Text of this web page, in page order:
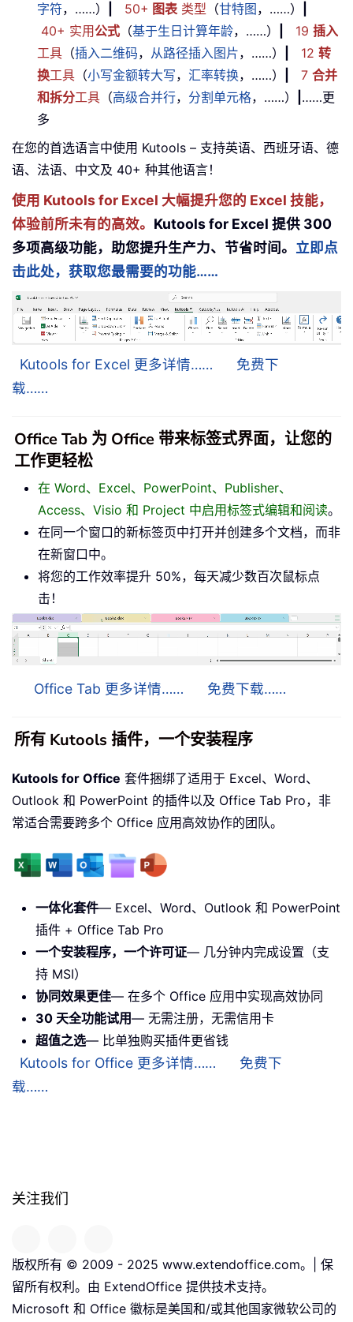
字符，……） 50+ 图表类型 （甘特图 ，……）
40+ 实用公式 （基于生日计算年龄，……） 19 插入
工具 （插入二维码， 从路径插入图片，……） 12 转
换工具 （小写金额转大写， 汇率转换，……） 7 合并
和拆分工具 （高级合并行， 分割单元格，……）
……更
多
在您的首选语言中使用 Kutools – 支持英语、西班牙语、德
语、法语、中文及 40+ 种其他语言！
使用 Kutools for Excel 大幅提升您的 Excel 技能，
体验前所未有的高效。 Kutools for Excel 提供 300
多项高级功能，助您提升生产力、节省时间。 立即点
击此处，获取您最需要的功能……
Kutools for Excel 更多详情……
免费下
载……
Office Tab 为 Office 带来标签式界面，让您的
工作更轻松
在 Word、Excel、PowerPoint、Publisher、
Access、Visio 和 Project 中启用标签式编辑和阅读。
在同一个窗口的新标签页中打开并创建多个文档，而非
在新窗口中。
将您的工作效率提升 50%，每天减少数百次鼠标点
击！
Office Tab 更多详情…… 免费下载……
所有 Kutools 插件，一个安装程序
Kutools for Office 套件捆绑了适用于 Excel、Word、
Outlook 和 PowerPoint 的插件以及 Office Tab Pro，非
常适合需要跨多个 Office 应用高效协作的团队。
一体化套件— Excel、Word、Outlook 和 PowerPoint
插件 + Office Tab Pro
一个安装程序，一个许可证— 几分钟内完成设置（支
持 MSI）
协同效果更佳— 在多个 Office 应用中实现高效协同
30 天全功能试用— 无需注册，无需信用卡
超值之选— 比单独购买插件更省钱
Kutools for Office 更多详情……
免费下
载……
关注我们
版权所有 © 2009 - 2025 www.extendoffice.com。| 保
留所有权利。由 ExtendOffice 提供技术支持。
Microsoft 和 Office 徽标是美国和/或其他国家微软公司的